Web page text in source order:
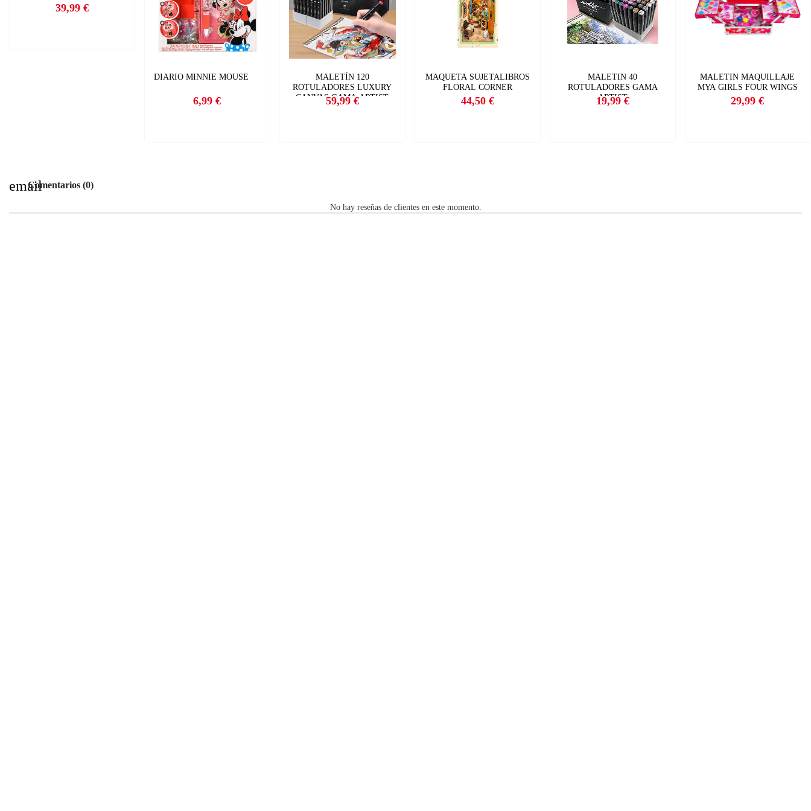
Precio
39,99 €
DIARIO MINNIE MOUSE
Precio
6,99 €
MALETÍN 120
ROTULADORES LUXURY
CANVAS GAMA ARTIST
Precio
59,99 €
MAQUETA SUJETALIBROS
FLORAL CORNER
Precio
44,50 €
MALETIN 40
ROTULADORES GAMA
ARTIST
Precio
19,99 €
MALETIN MAQUILLAJE
MYA GIRLS FOUR WINGS
Precio
29,99 €
emailComentarios (0)
No hay reseñas de clientes en este momento.